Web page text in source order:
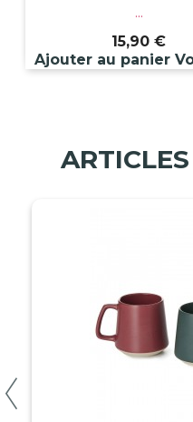
...
15,90 €
Ajouter au panier